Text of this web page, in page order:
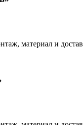
материал и